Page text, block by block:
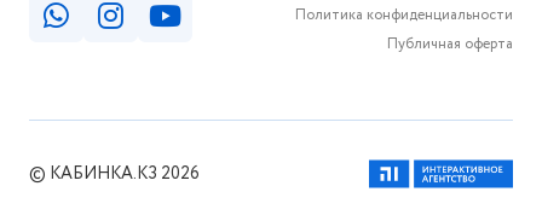
Политика конфиденциальности
Публичная оферта
© КАБИНКА.КЗ 2026